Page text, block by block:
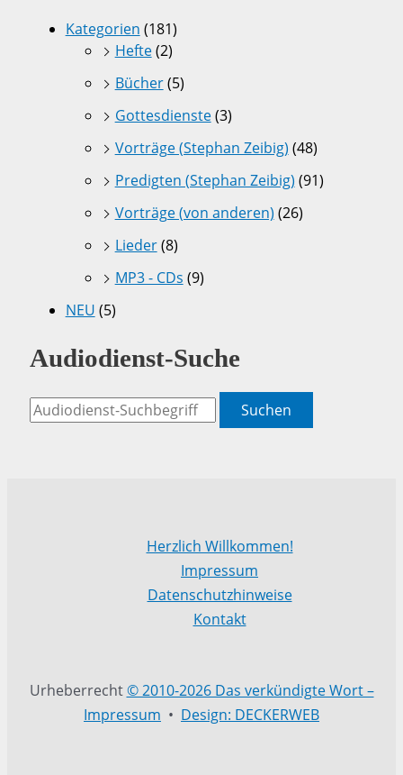
Kategorien (181)
Hefte(2)
Bücher(5)
Gottesdienste(3)
Vorträge (Stephan Zeibig) (48)
Predigten (Stephan Zeibig) (91)
Vorträge (von anderen) (26)
Lieder(8)
MP3 - CDs (9)
NEU (5)
Audiodienst-Suche
Suchen
Herzlich Willkommen!
Impressum
Datenschutzhinweise
Kontakt
Urheberrecht© 2010-2026 Das verkündigte Wort –
Impressum • Design: DECKERWEB